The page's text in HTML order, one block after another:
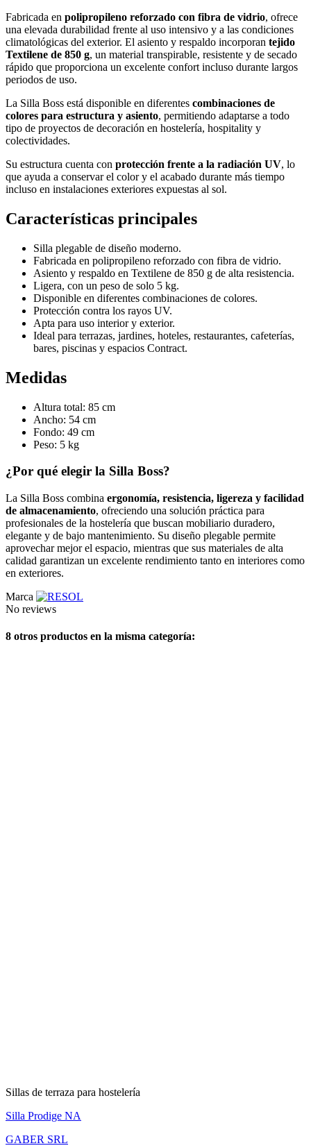
Fabricada en polipropileno reforzado con fibra de vidrio, ofrece
una elevada durabilidad frente al uso intensivo y a las condiciones
climatológicas del exterior. El asiento y respaldo incorporan tejido
Textilene de 850 g, un material transpirable, resistente y de secado
rápido que proporciona un excelente confort incluso durante largos
periodos de uso.
La Silla Boss está disponible en diferentes combinaciones de
colores para estructura y asiento, permitiendo adaptarse a todo
tipo de proyectos de decoración en hostelería, hospitality y
colectividades.
Su estructura cuenta con protección frente a la radiación UV, lo
que ayuda a conservar el color y el acabado durante más tiempo
incluso en instalaciones exteriores expuestas al sol.
Características principales
Silla plegable de diseño moderno.
Fabricada en polipropileno reforzado con fibra de vidrio.
Asiento y respaldo en Textilene de 850 g de alta resistencia.
Ligera, con un peso de solo 5 kg.
Disponible en diferentes combinaciones de colores.
Protección contra los rayos UV.
Apta para uso interior y exterior.
Ideal para terrazas, jardines, hoteles, restaurantes, cafeterías,
bares, piscinas y espacios Contract.
Medidas
Altura total: 85 cm
Ancho: 54 cm
Fondo: 49 cm
Peso: 5 kg
¿Por qué elegir la Silla Boss?
La Silla Boss combina ergonomía, resistencia, ligereza y facilidad
de almacenamiento, ofreciendo una solución práctica para
profesionales de la hostelería que buscan mobiliario duradero,
elegante y de bajo mantenimiento. Su diseño plegable permite
aprovechar mejor el espacio, mientras que sus materiales de alta
calidad garantizan un excelente rendimiento tanto en interiores como
en exteriores.
Marca
No reviews
8 otros productos en la misma categoría:
Sillas de terraza para hostelería
Silla Prodige NA
GABER SRL